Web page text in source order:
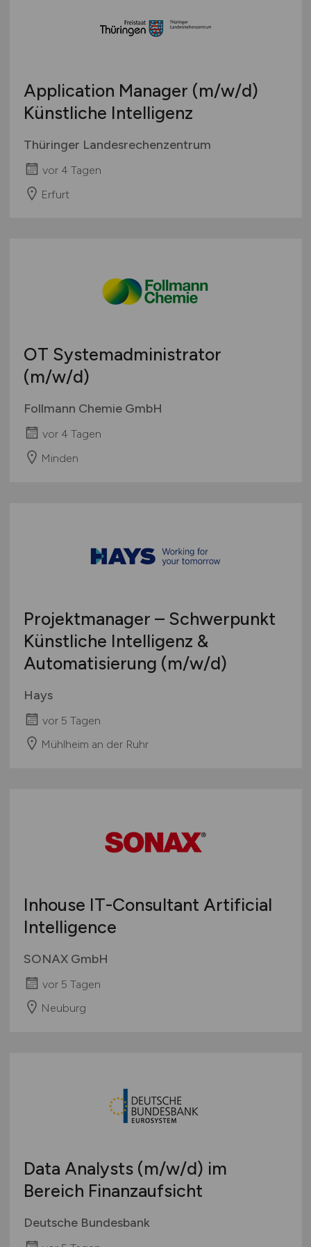
Application Manager (m/w/d)
Künstliche Intelligenz
Thüringer Landesrechenzentrum
vor 4 Tagen
Erfurt
OT Systemadministrator
(m/w/d)
Follmann Chemie GmbH
vor 4 Tagen
Minden
Projektmanager – Schwerpunkt
Künstliche Intelligenz &
Automatisierung (m/w/d)
Hays
vor 5 Tagen
Mühlheim an der Ruhr
Inhouse IT-Consultant Artificial
Intelligence
SONAX GmbH
vor 5 Tagen
Neuburg
Data Analysts (m/w/d) im
Bereich Finanzaufsicht
Deutsche Bundesbank